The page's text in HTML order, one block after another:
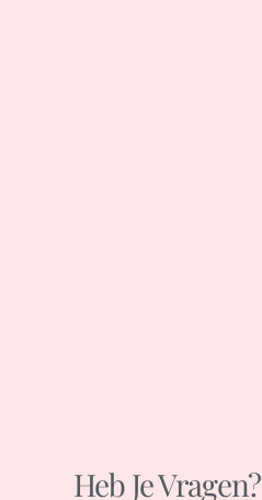
Heb Je Vragen?